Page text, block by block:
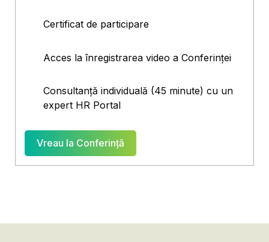
Certificat de participare
Acces la înregistrarea video a Conferinței
Consultanță individuală (45 minute) cu un
expert HR Portal
Vreau la Conferință